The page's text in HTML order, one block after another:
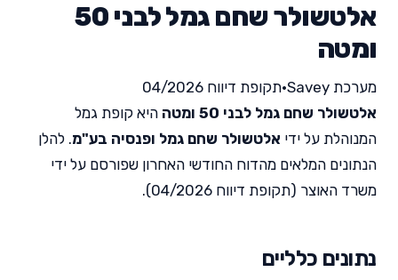
אלטשולר שחם גמל לבני 50
ומטה
מערכת Savey •תקופת דיווח 04/2026
אלטשולר שחם גמל לבני 50 ומטה
היא קופת גמל
המנוהלת על ידי אלטשולר שחם גמל ופנסיה בע"מ. להלן
הנתונים המלאים מהדוח החודשי האחרון שפורסם על ידי
משרד האוצר (תקופת דיווח 04/2026).
נתונים כלליים